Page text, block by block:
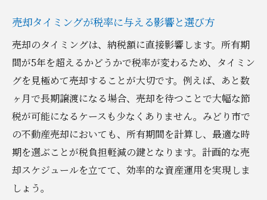
売却タイミングが税率に与える影響と選び方
売却のタイミングは、納税額に直接影響します。所有期
間が5年を超えるかどうかで税率が変わるため、タイミン
グを見極めて売却することが大切です。例えば、あと数
ヶ月で長期譲渡になる場合、売却を待つことで大幅な節
税が可能になるケースも少なくありません。みどり市で
の不動産売却においても、所有期間を計算し、最適な時
期を選ぶことが税負担軽減の鍵となります。計画的な売
却スケジュールを立てて、効率的な資産運用を実現しま
しょう。